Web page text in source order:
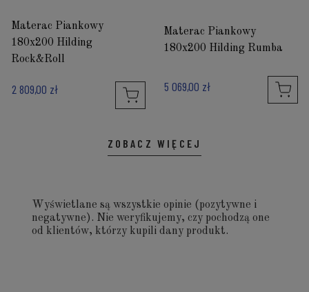
Materac Piankowy
180x200 Hilding
Rock&Roll
2 809,00 zł
Materac Piankowy
180x200 Hilding Rumba
5 069,00 zł
ZOBACZ WIĘCEJ
Wyświetlane są wszystkie opinie (pozytywne i
negatywne). Nie weryfikujemy, czy pochodzą one
od klientów, którzy kupili dany produkt.